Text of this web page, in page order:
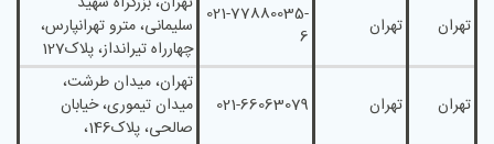
تهران تهران
021-77880035-
6
سلیمانی، مترو تهرانپارس،
چهارراه تیرانداز، پلاک127
تهران تهران 021-66063079
تهران، میدان طرشت،
میدان تیموری، خیابان
صالحی، پلاک146،